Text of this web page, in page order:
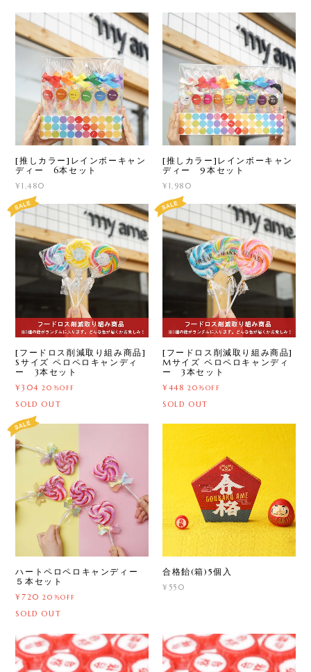
[推しカラー]レインボーキャン
ディー 6本セット
¥1,480
[推しカラー]レインボーキャン
ディー 9本セット
¥1,980
[フードロス削減取り組み商品]
Sサイズ ペロペロキャンディ
ー 3本セット
¥304 20%OFF
SOLD OUT
[フードロス削減取り組み商品]
Mサイズ ペロペロキャンディ
ー 3本セット
¥448 20%OFF
SOLD OUT
ハートペロペロキャンディー
５本セット
¥720 20%OFF
SOLD OUT
合格飴(箱)5個入
¥550